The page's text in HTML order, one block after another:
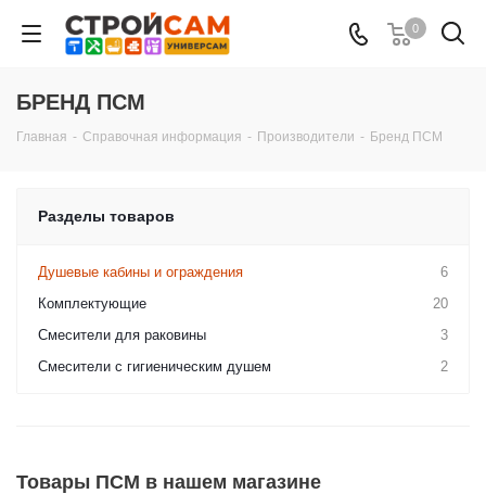
0
БРЕНД ПСМ
Главная - Справочная информация - Производители - Бренд ПСМ
Разделы товаров
Душевые кабины и ограждения
6
Комплектующие
20
Смесители для раковины
3
Смесители с гигиеническим душем
2
Товары ПСМ в нашем магазине